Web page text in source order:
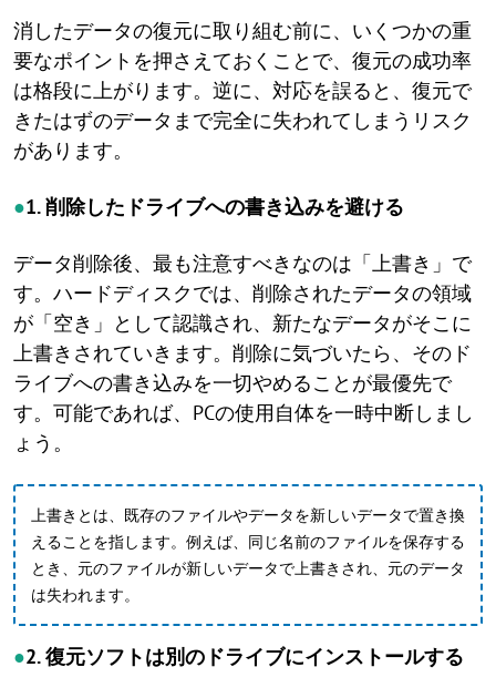
消したデータの復元に取り組む前に、いくつかの重
要なポイントを押さえておくことで、復元の成功率
は格段に上がります。逆に、対応を誤ると、復元で
きたはずのデータまで完全に失われてしまうリスク
があります。
●1. 削除したドライブへの書き込みを避ける
データ削除後、最も注意すべきなのは「上書き」で
す。ハードディスクでは、削除されたデータの領域
が「空き」として認識され、新たなデータがそこに
上書きされていきます。削除に気づいたら、そのド
ライブへの書き込みを一切やめることが最優先で
す。可能であれば、PCの使用自体を一時中断しまし
ょう。
上書きとは、既存のファイルやデータを新しいデータで置き換
えることを指します。例えば、同じ名前のファイルを保存する
とき、元のファイルが新しいデータで上書きされ、元のデータ
は失われます。
●2. 復元ソフトは別のドライブにインストールする